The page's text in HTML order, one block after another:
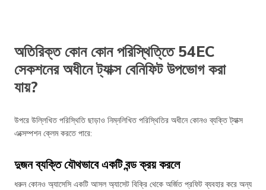
অতিরিক্ত কোন কোন পরিস্থিতি্তে 54EC
সেকশনের অধীনে ট্যাক্স বেনিফিট উপভোগ করা
যায়?
উপরে উল্লিখিত পরিস্থিতি ছাড়াও নিম্নলিখিত পরিস্থিতির অধীনে কোনও ব্যক্তি ট্যাক্স
এক্সেম্পশন ক্লেম করতে পারে:
দুজন ব্যক্তি যৌথভাবে একটি বন্ড ক্রয় করলে
ধরুন কোনও অ্যাসেসি একটি আসল অ্যাসেট বিক্রি থেকে অর্জিত প্রফিট ব্যবহার করে অন্য